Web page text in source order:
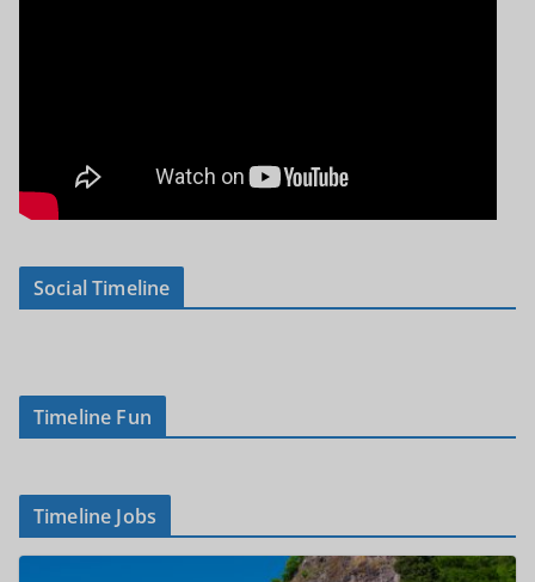
Social Timeline
Timeline Fun
Timeline Jobs